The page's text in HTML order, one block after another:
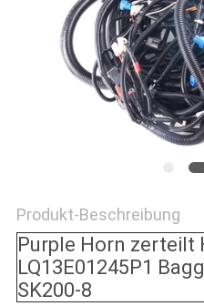
SITEMAP
PRIVACY
Produkt-Beschreibung
Purple Horn zerteilt
LQ13E01245P1
SK200-8